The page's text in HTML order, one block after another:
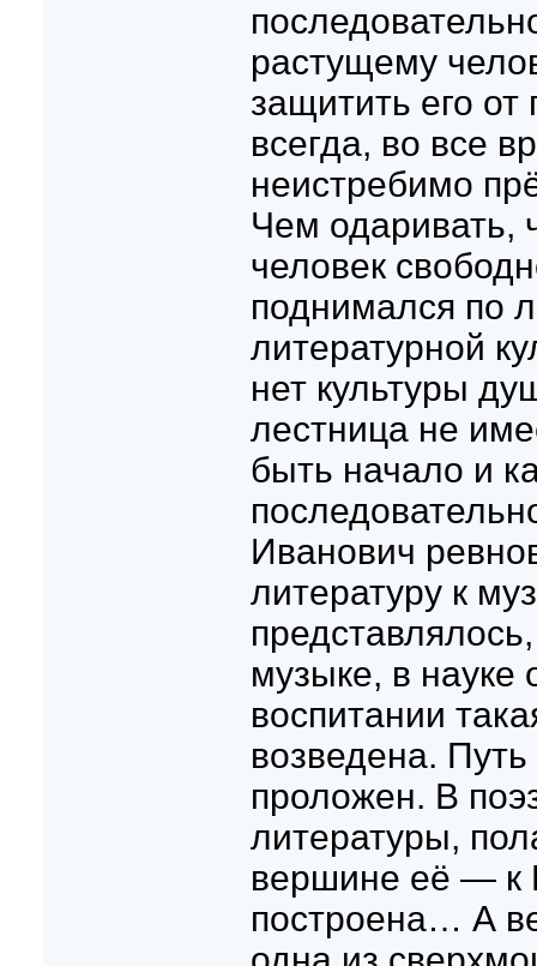
растущему
защитить его
всегда, во все
неистребимо
Чем одаривать,
человек
поднимался по
литературной
нет культуры
лестница не
быть начало и
Иванович
литературу к
музыке, в науке
воспитании
возведена. Путь
проложен. В
литературы,
вершине её —
построена… А